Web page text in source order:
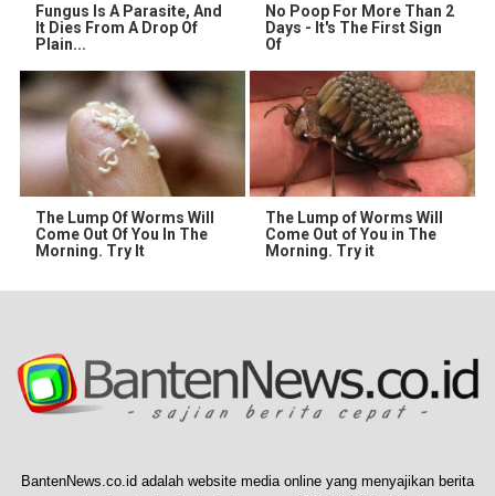
Fungus Is A Parasite, And
It Dies From A Drop Of
Plain...
No Poop For More Than 2
Days - It's The First Sign
Of
The Lump Of Worms Will
Come Out Of You In The
Morning. Try It
The Lump of Worms Will
Come Out of You in The
Morning. Try it
BantenNews.co.id adalah website media online yang menyajikan berita